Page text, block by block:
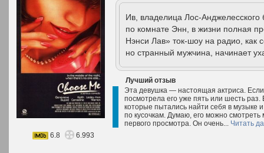
Ив, владелица Лос-
по комнате Энн, в жизни полная
Нэнси Лав» ток-шоу на радио, как
но странный мужчина, начинает
Лучший отзыв
Эта девушка — настоящая актриса.
посмотрела его уже пять или шесть
которые пытались найти себя в музыке
по кусочкам. Думаю, его можно смотреть
первого просмотра. Он очень... Читать
6.8
6.993